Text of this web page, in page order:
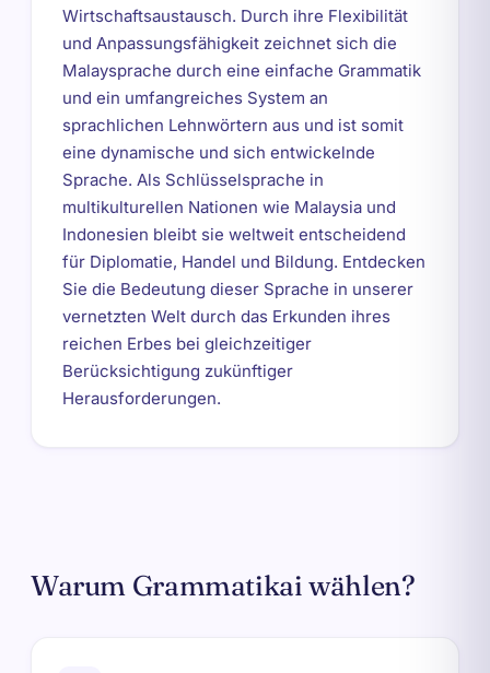
Wirtschaftsaustausch. Durch ihre Flexibilität
und Anpassungsfähigkeit zeichnet sich die
Malaysprache durch eine einfache Grammatik
und ein umfangreiches System an
sprachlichen Lehnwörtern aus und ist somit
eine dynamische und sich entwickelnde
Sprache. Als Schlüsselsprache in
multikulturellen Nationen wie Malaysia und
Indonesien bleibt sie weltweit entscheidend
für Diplomatie, Handel und Bildung. Entdecken
Sie die Bedeutung dieser Sprache in unserer
vernetzten Welt durch das Erkunden ihres
reichen Erbes bei gleichzeitiger
Berücksichtigung zukünftiger
Herausforderungen.
Warum Grammatikai wählen?